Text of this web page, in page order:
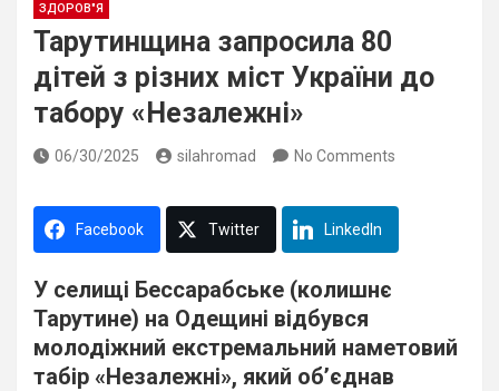
ЗДОРОВ"Я
Тарутинщина запросила 80
дітей з різних міст України до
табору «Незалежні»
06/30/2025 silahromad No Comments
Facebook Twitter LinkedIn
У селищі Бессарабське (колишнє
Тарутине) на Одещині відбувся
молодіжний екстремальний наметовий
табір «Незалежні», який об’єднав